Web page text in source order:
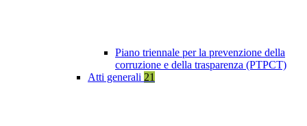
Piano triennale per la prevenzione della
corruzione e della trasparenza (PTPCT)
Atti generali 21